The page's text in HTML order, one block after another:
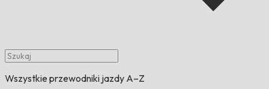
Wszystkie przewodniki jazdy A–Z